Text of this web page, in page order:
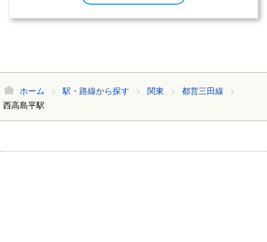
ホーム 駅・路線から探す 関東
都営三田線
西高島平駅